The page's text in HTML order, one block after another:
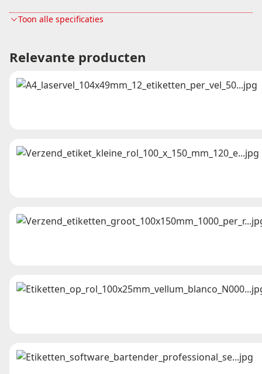
Materiaal
FSC FSC Mix Credit
Toon alle specificaties
Relevante producten